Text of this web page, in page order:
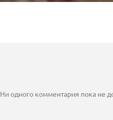
Ни одного комментария пока не